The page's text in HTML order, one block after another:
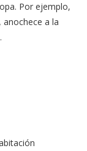
Por ejemplo,
anochece a la